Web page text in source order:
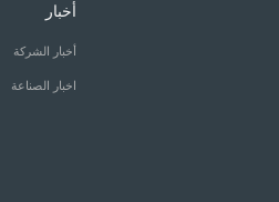
أخبار
أخبار الشركة
اخبار الصناعة